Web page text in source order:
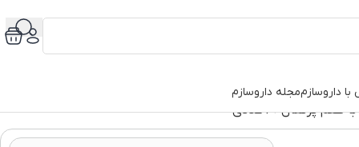
داروسازممجله داروسازم
20 عددی